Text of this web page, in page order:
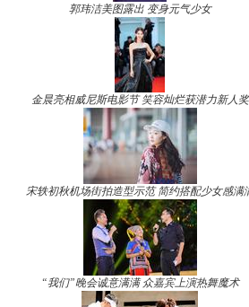
郭玮洁美图露出 变身元气少女
金晨亮相威尼斯电影节 笑容灿烂获潜力新人奖
宋轶初秋机场街拍造型示范 简约搭配少女感满
“我们”晚会诚意满满 众嘉宾上演热舞魔术